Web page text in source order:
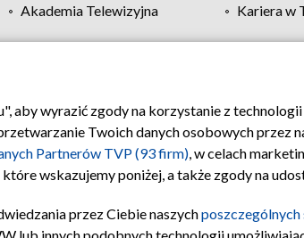
Akademia Telewizyjna Kariera w
Regulamin TVP Polityka prywatności
aby wyrazić zgody na korzystanie z
Twoich danych osobowych przez
Partnerów TVP (93 firm), w celach
wskazujemy poniżej, a także zgody na
przez Ciebie naszych